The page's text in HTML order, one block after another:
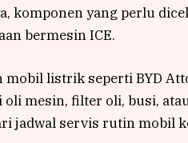
komponen yang perlu
bermesin ICE.
mobil listrik seperti BYD
mesin, filter oli, busi,
jadwal servis rutin mobil